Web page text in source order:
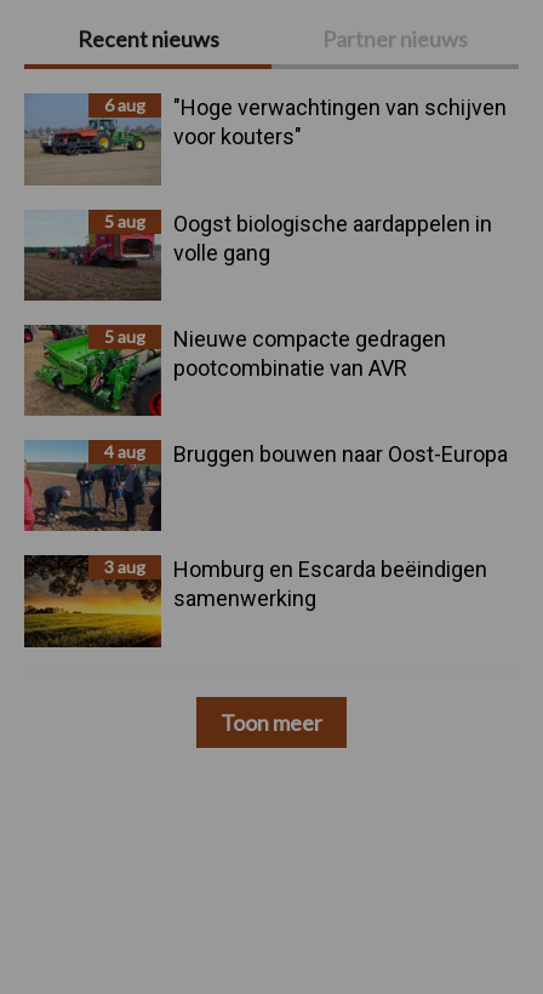
Primaire
Sidebar
Recent nieuws Partner nieuws
6 aug
"Hoge verwachtingen van schijven
voor kouters"
5 aug
Oogst biologische aardappelen in
volle gang
5 aug
Nieuwe compacte gedragen
pootcombinatie van AVR
4 aug Bruggen bouwen naar Oost-Europa
3 aug
Homburg en Escarda beëindigen
samenwerking
Toon meer